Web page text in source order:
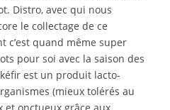
Distro, avec qui nous
le collectage de ce
c’est quand même super
pour soi avec la saison des
est un produit lacto-
(mieux tolérés au